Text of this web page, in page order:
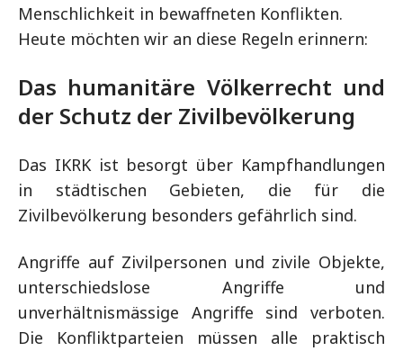
Menschlichkeit in bewaffneten Konflikten.
Heute möchten wir an diese Regeln erinnern:
Das humanitäre Völkerrecht und
der Schutz der Zivilbevölkerung
Das IKRK ist besorgt über Kampfhandlungen
in städtischen Gebieten, die für die
Zivilbevölkerung besonders gefährlich sind.
Angriffe auf Zivilpersonen und zivile Objekte,
unterschiedslose Angriffe und
unverhältnismässige Angriffe sind verboten.
Die Konfliktparteien müssen alle praktisch